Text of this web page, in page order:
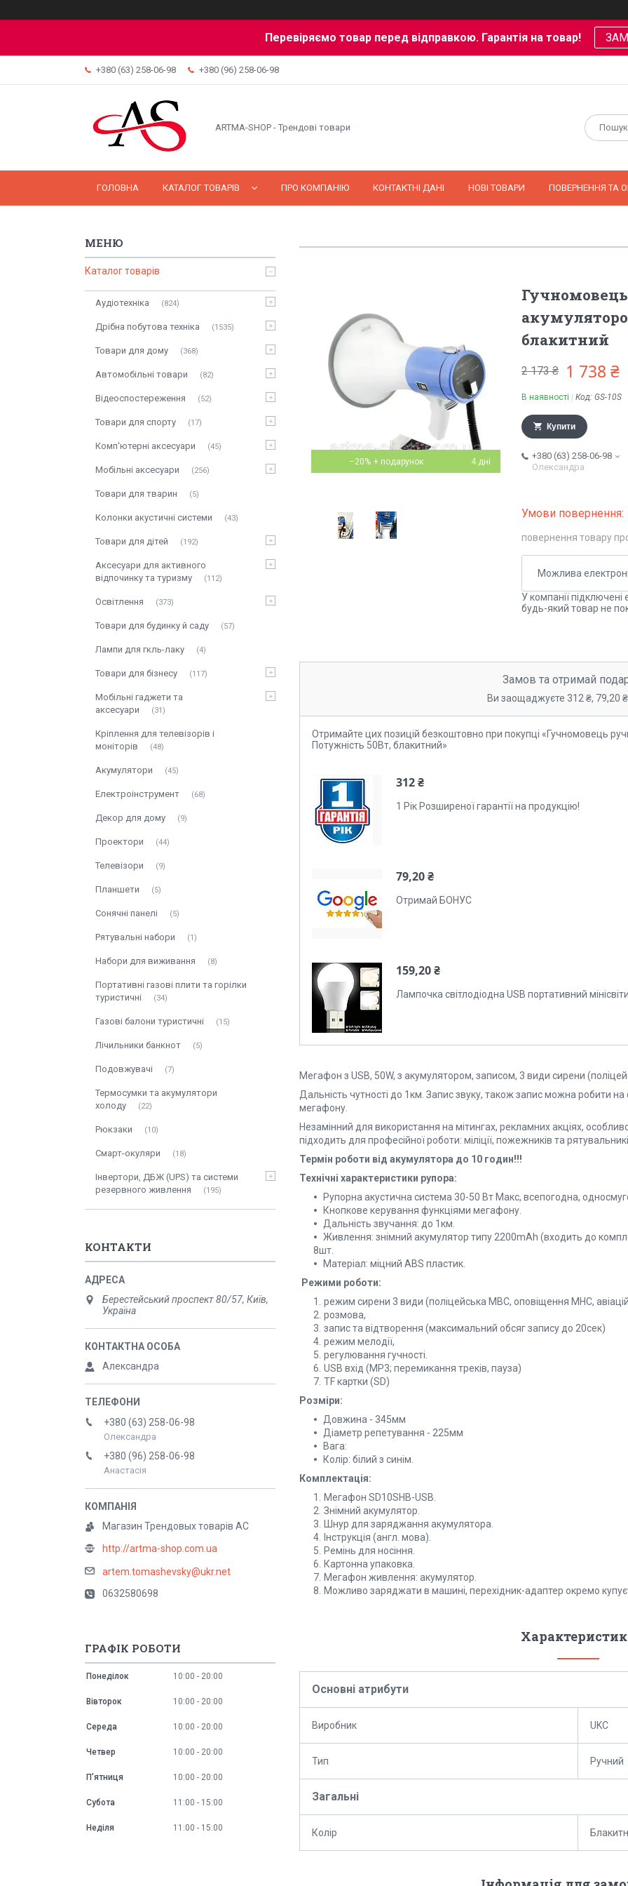
Перевіряємо товар перед відправкою. Гарантія на товар!
+380 (63) 258-06-98 +380 (96) 258-06-98
ARTMA-SHOP - Трендові товари
ГОЛОВНА КАТАЛОГ ТОВАРІВ ПРО КОМПАНІЮ КОНТАКТНІ ДАНІ НОВІ ТОВАРИ ПОВЕРНЕННЯ ТА
–20% 4 дні
Гучномовець
блакитний
2 173 ₴ 1 738 ₴
В наявності Код: GS-10S
Купити
+380 (63) 258-06-98
Олександра
повернення товару
У компанії
будь-який товар не
Замов та отримай
Ви заощаджуєте 312 ₴, 79,20
Отримайте цих позицій безкоштовно при покупці «Гучномовець
Потужність 50Вт, блакитний»
312 ₴
1 Рік Розширеної гарантії на продукцію!
79,20 ₴
Отримай БОНУС
159,20 ₴
Лампочка світлодіодна USB портативний
Мегафон з USB, 50W, з акумулятором, записом, 3 види сирени
Дальність чутності до 1км. Запис звуку, також запис можна робити
мегафону.
Незамінний для використання на мітингах, рекламних акціях,
підходить для професійної роботи: міліції, пожежників та
Термін роботи від акумулятора до 10 годин!!!
Технічні характеристики рупора:
Рупорна акустична система 30-50 Вт Макс, всепогодна,
Кнопкове керування функціями мегафону.
Дальність звучання: до 1км.
Живлення: знімний акумулятор типу 2200mAh (входить до
8шт.
Матеріал: міцний ABS пластик.
Режими роботи:
режим сирени 3 види (поліцейська МВС, оповіщення МНС,
розмова,
запис та відтворення (максимальний обсяг запису до 20сек)
режим мелодії,
регулювання гучності.
USB вхід (MP3; перемикання треків, пауза)
TF картки (SD)
Розміри:
Довжина - 345мм
Діаметр репетування - 225мм
Вага:
Колір: білий з синім.
Комплектація:
Мегафон SD10SHB-USB.
Знімний акумулятор.
Шнур для заряджання акумулятора.
Інструкція (англ. мова).
Ремінь для носіння.
Картонна упаковка.
Мегафон живлення: акумулятор.
Можливо заряджати в машині, перехідник-адаптер окремо
Основні атрибути
Виробник UKC
Тип Ручний
Загальні
Колір
Каталог товарів
Аудіотехніка 824
Дрібна побутова техніка 1535
Товари для дому 368
Автомобільні товари 82
Відеоспостереження 52
Товари для спорту 17
Комп'ютерні аксесуари 45
Мобільні аксесуари 256
Товари для тварин 5
Колонки акустичні системи 43
Товари для дітей 192
Аксесуари для активного
відпочинку та туризму
112
Освітлення 373
Товари для будинку й саду 57
Лампи для гкль-лаку 4
Товари для бізнесу 117
Мобільні гаджети та
аксесуари
31
Кріплення для телевізорів і
моніторів
48
Акумулятори 45
Електроінструмент 68
Декор для дому 9
Проектори 44
Телевізори 9
Планшети 5
Сонячні панелі 5
Рятувальні набори 1
Набори для виживання 8
Портативні газові плити та горілки
туристичні
34
Газові балони туристичні 15
Лічильники банкнот 5
Подовжувачі 7
Термосумки та акумулятори
холоду
22
Рюкзаки 10
Смарт-окуляри 18
Інвертори, ДБЖ (UPS) та системи
резервного живлення
195
КОНТАКТИ
Берестейський проспект 80/57, Київ,
Україна
Александра
+380 (63) 258-06-98
Олександра
+380 (96) 258-06-98
Анастасія
Магазин Трендовых товарів АС
http://artma-shop.com.ua
artem.tomashevsky@ukr.net
0632580698
ГРАФІК РОБОТИ
Понеділок 10:00 20:00
Вівторок 10:00 20:00
Середа 10:00 20:00
Четвер 10:00 20:00
Пʼятниця 10:00 20:00
Субота 11:00 15:00
Неділя 11:00 15:00